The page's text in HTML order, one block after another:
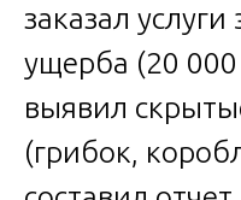
заказал
ущерба (20
выявил
(грибок,